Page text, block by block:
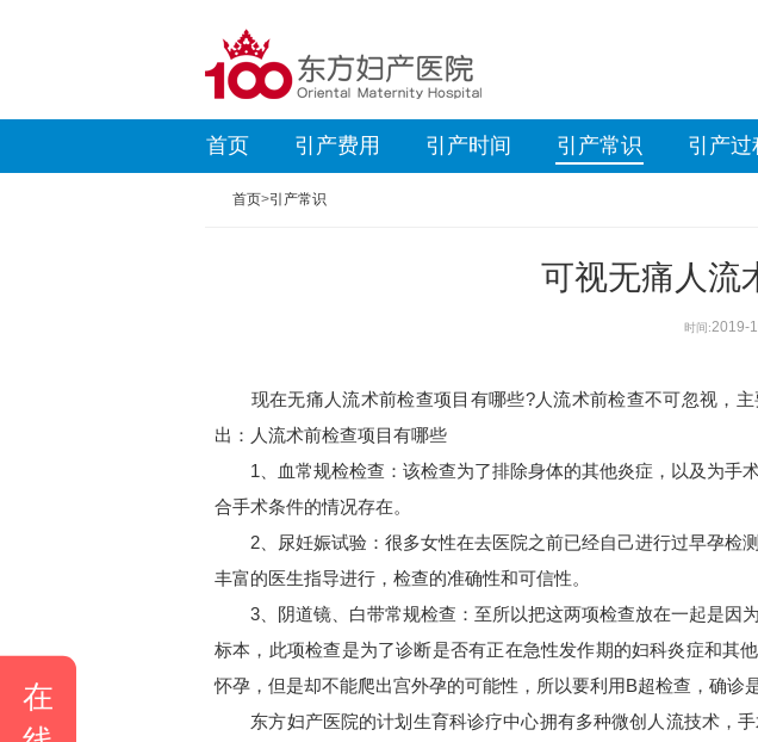
首页 引产费用 引产时间 引产常识 引产过
首页>引产常识
可视无痛人流
时间:2019-
现在无痛人流术前检查项目有哪些?人流术前检查不可忽视，主
出：人流术前检查项目有哪些
1、血常规检检查：该检查为了排除身体的其他炎症，以及为手
合手术条件的情况存在。
2、尿妊娠试验：很多女性在去医院之前已经自己进行过早孕检
丰富的医生指导进行，检查的准确性和可信性。
3、阴道镜、白带常规检查：至所以把这两项检查放在一起是因
标本，此项检查是为了诊断是否有正在急性发作期的妇科炎症和其
怀孕，但是却不能爬出宫外孕的可能性，所以要利用B超检查，确诊
东方妇产医院的计划生育科诊疗中心拥有多种微创人流技术，手
在